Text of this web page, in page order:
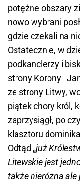
potężne obszary
nowo wybrani
gdzie czekali na
Ostatecznie, w
podkanclerzy i
strony Korony i
ze strony Litwy,
piątek chory król,
zaprzysiągł, po
klasztoru
Odtąd „już
Litewskie jest
także nieróżna ale